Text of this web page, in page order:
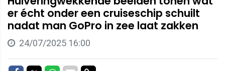
er écht onder een cruiseschip schuilt
nadat man GoPro in zee laat zakken
24/07/2025 16:00